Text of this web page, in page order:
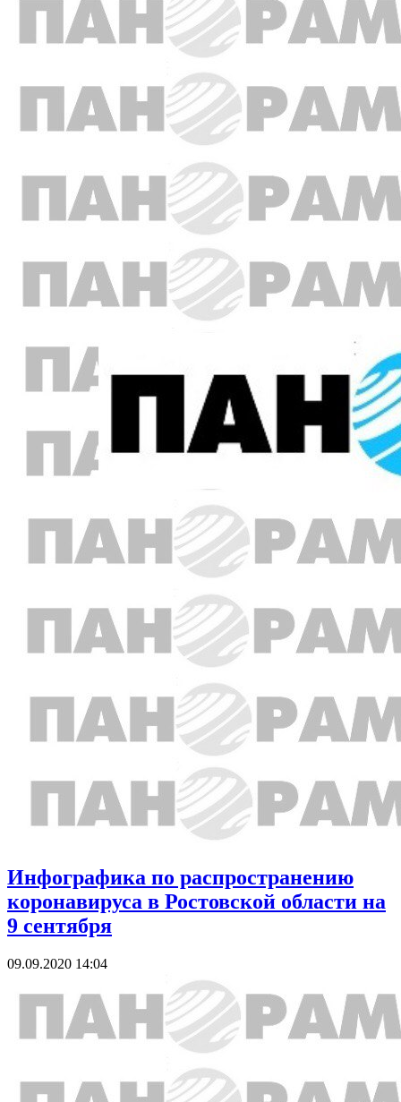
Инфографика по распространению
коронавируса в Ростовской области на
9 сентября
09.09.2020 14:04